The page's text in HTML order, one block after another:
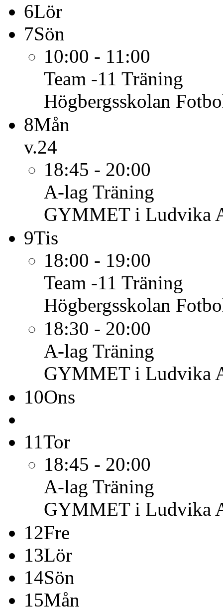
6Lör
7Sön
10:00 - 11:00
Team -11 Träning
Högbergsskolan
8Mån
v.24
18:45 - 20:00
A-lag Träning
GYMMET i Ludvika
9Tis
18:00 - 19:00
Team -11 Träning
Högbergsskolan
18:30 - 20:00
A-lag Träning
GYMMET i Ludvika
10Ons
11Tor
18:45 - 20:00
A-lag Träning
GYMMET i Ludvika
12Fre
13Lör
14Sön
15Mån